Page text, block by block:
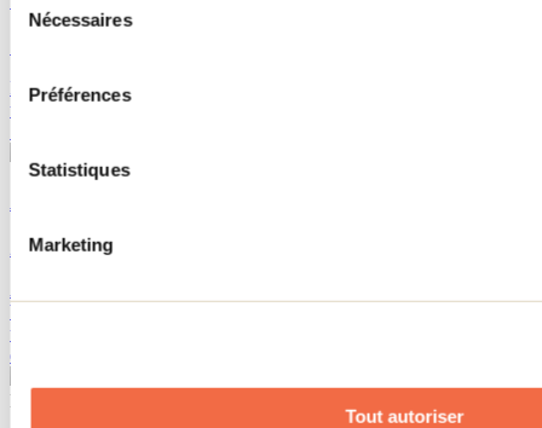
consentement
Nécessaires
Préférences
Statistiques
Marketing
Tout autoriser
Plus haut sommet de Lanaudière offrant une vue à couper le souffle,
tout amateur de ski ou de planche se doit de connaître la station de
Arbraska : vivre Rawdon autrement…
25 juin 2015
bien son nom car, pour une aventure, s’en fut définitivement toute
une! Honnêtement, disons que, comme activité de plein air, c’est
difficile de trouver mieux… Wow!Crédit-photo : Yanick...
Besoin d'information?